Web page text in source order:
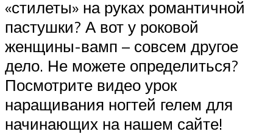
«стилеты» на руках романтичной
пастушки? А вот у роковой
женщины-вамп – совсем другое
дело. Не можете определиться?
Посмотрите видео урок
наращивания ногтей гелем для
начинающих на нашем сайте!